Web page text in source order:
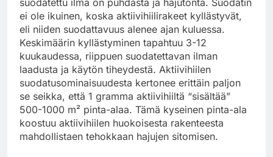
ei ole ikuinen, koska aktiivihiilirakeet kyllästyvät,
eli niiden suodattavuus alenee ajan kuluessa.
Keskimäärin kyllästyminen tapahtuu 3-12
kuukaudessa, riippuen suodatettavan ilman
laadusta ja käytön tiheydestä. Aktiivihiilen
suodatusominaisuudesta kertonee erittäin paljon
se seikka, että 1 gramma aktiivihiiltä “sisältää”
500-1000 m² pinta-alaa. Tämä kyseinen pinta-ala
koostuu aktiivihiilen huokoisesta rakenteesta
mahdollistaen tehokkaan hajujen sitomisen.